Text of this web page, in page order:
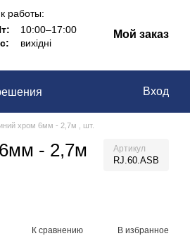
работы:
10:00–17:00
вихідні
Мой заказ
Вход
хром 6мм - 2,7м , шт.
- 2,7м
Артикул
RJ.60.ASB
К сравнению В избранное